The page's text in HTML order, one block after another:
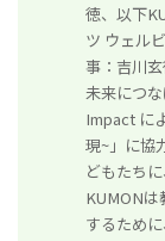
徳、以下
ツ ウェル
事：吉川
未来につ
Impact に
現~」に協
どもたち
KUMONは
するため